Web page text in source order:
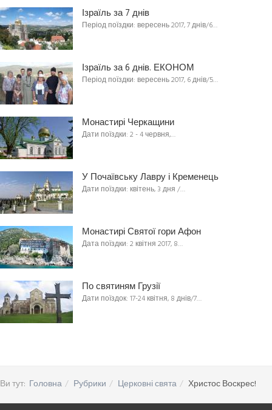
Ізраїль за 7 днів
Період поїздки: вересень 2017, 7 днів/6…
Ізраїль за 6 днів. ЕКОНОМ
Період поїздки: вересень 2017, 6 днів/5…
Монастирі Черкащини
Дати поїздки: 2 - 4 червня,…
У Почаївську Лавру і Кременець
Дати поїздки: квітень, 3 дня /…
Монастирі Святої гори Афон
Дата поїздки: 2 квітня 2017, 8…
По святиням Грузії
Дати поїздок: 17-24 квітня, 8 днів/7…
Ви тут: Головна Рубрики Церковні свята Христос Воскрес!